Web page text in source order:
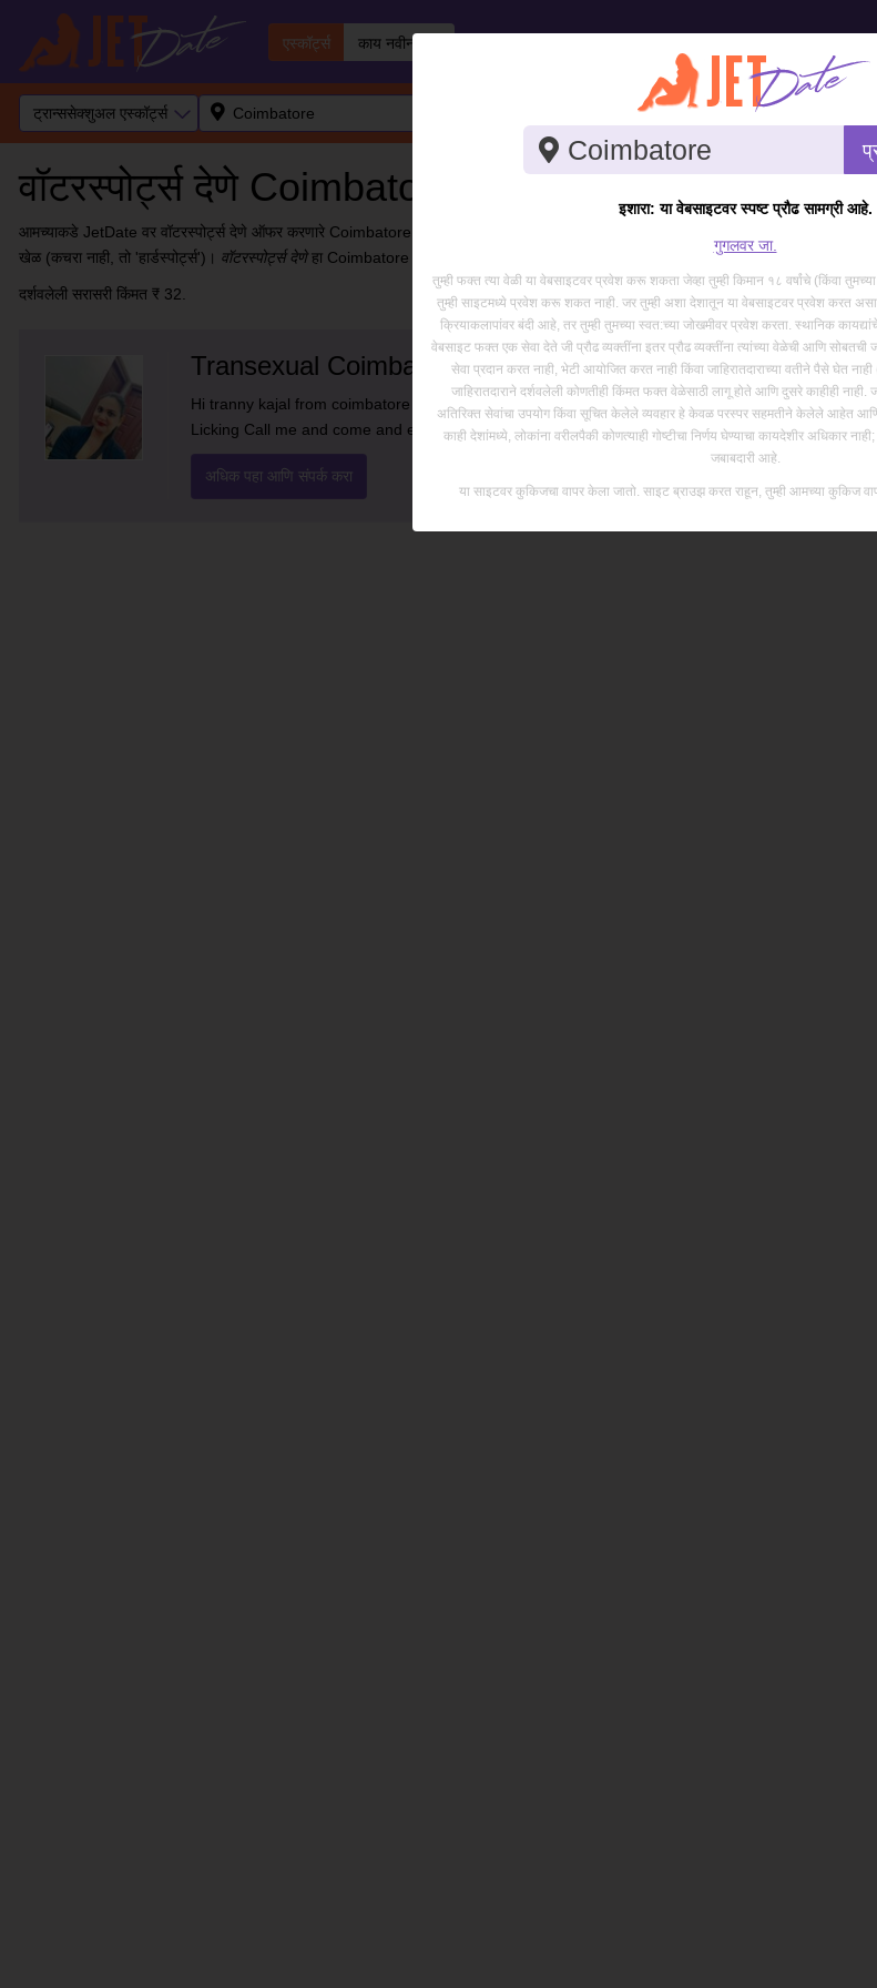
एस्कॉर्ट्स काय नवीन आहे
ट्रान्ससेक्शुअल एस्कॉर्ट्स वॉटरस्पोर्ट्स देणे
वॉटरस्पोर्ट्स देणे Coimbatore, India मध्ये ट्रान्ससेक्शुअल
आमच्याकडे JetDate वर वॉटरस्पोर्ट्स देणे ऑफर करणारे Coimbatore मध्ये एक ट्रान्ससेक्शुअल एस्कॉर्ट आहे: शरीरातील द्रवपदार्थ, सामान्यतः मूत्र किंवा
खेळ (कचरा नाही, तो 'हार्डस्पोर्ट्स')। वॉटरस्पोर्ट्स देणेहा Coimbatore मधील ट्रान्ससेक्शुअल एस्कॉर्ट्समध्ये 34th क्रमांकाचा सर्वात लोकप्रिय सेवा आहे। देणे
दर्शवलेली सरासरी किंमत ₹ 32.
Transexual Coimbatore Kajal
Hi tranny kajal from coimbatore All services available Video chat Audio chat. Directmeet BDSM
Licking Call me and come and enjoy Only paid services Time passers pls stay away
अधिक पहा आणि संपर्क करा
इशारा: या वेबसाइटवर स्पष्ट प्रौढ सामग्री आहे.
गुगलवर जा.
तुम्ही फक्त त्या वेळी या वेबसाइटवर प्रवेश करू शकता जेव्हा तुम्ही किमान १८ वर्षांचे (किंवा
तुम्ही साइटमध्ये प्रवेश करू शकत नाही. जर तुम्ही अशा देशातून या वेबसाइटवर प्रवेश करत
क्रियाकलापांवर बंदी आहे, तर तुम्ही तुमच्या स्वत:च्या जोखमीवर प्रवेश करता. स्थानिक
वेबसाइट फक्त एक सेवा देते जी प्रौढ व्यक्तींना इतर प्रौढ व्यक्तींना त्यांच्या वेळेची आणि सोबतची
सेवा प्रदान करत नाही, भेटी आयोजित करत नाही किंवा जाहिरातदाराच्या वतीने पैसे घेत
जाहिरातदाराने दर्शवलेली कोणतीही किंमत फक्त वेळेसाठी लागू होते आणि दुसरे काहीही नाही.
अतिरिक्त सेवांचा उपयोग किंवा सूचित केलेले व्यवहार हे केवळ परस्पर सहमतीने केलेले आहेत आणि
काही देशांमध्ये, लोकांना वरीलपैकी कोणत्याही गोष्टीचा निर्णय घेण्याचा कायदेशीर अधिकार
जबाबदारी आहे.
या साइटवर कुकिजचा वापर केला जातो. साइट ब्राउझ करत राहून, तुम्ही आमच्या कुकिज